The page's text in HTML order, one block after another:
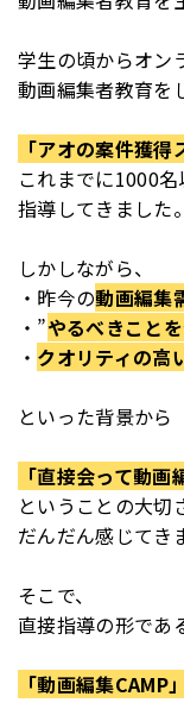
学生の頃からオン
動画編集者教育を
「アオの案件獲得
これまでに1000
指導してきました。
しかしながら、
・昨今の動画編集
・”やるべきこと
・ クオリティの高
といった背景から
「直接会って動画
ということの大切
だんだん感じてき
そこで、
直接指導の形であ
「動画編集CAMP」